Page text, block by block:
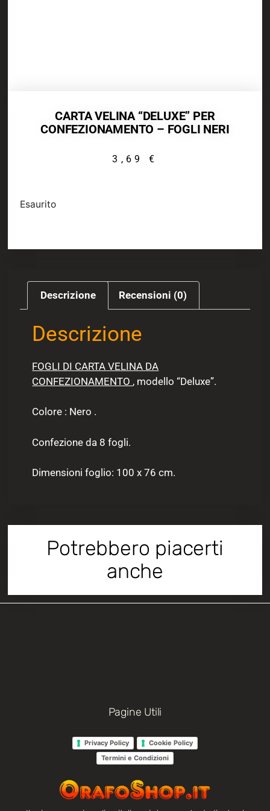
CARTA VELINA “DELUXE” PER
CONFEZIONAMENTO – FOGLI NERI
3,69€
Esaurito
Descrizione Recensioni (0)
Descrizione
FOGLI DI CARTA VELINA DA
CONFEZIONAMENTO , modello “Deluxe”.
Colore : Nero .
Confezione da 8 fogli.
Dimensioni foglio: 100 x 76 cm.
Potrebbero piacerti
anche
Pagine Utili
Privacy Policy
Cookie Policy
Termini e Condizioni